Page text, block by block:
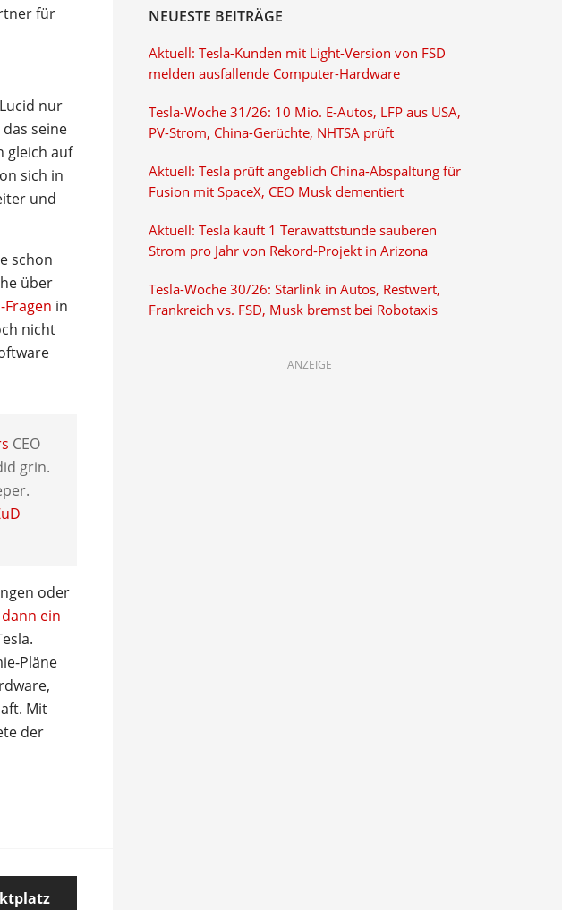
für
nur
seine
gleich auf
sich in
und
schon
über
in
nicht
CEO
grin.
oder
ein
Pläne
Mit
der
NEUESTE BEITRÄGE
Aktuell: Tesla-Kunden mit Light-Version von FSD
melden ausfallende Computer-Hardware
Tesla-Woche 31/26: 10 Mio. E-Autos, LFP aus USA,
PV-Strom, China-Gerüchte, NHTSA prüft
Aktuell: Tesla prüft angeblich China-Abspaltung für
Fusion mit SpaceX, CEO Musk dementiert
Aktuell: Tesla kauft 1 Terawattstunde sauberen
Strom pro Jahr von Rekord-Projekt in Arizona
Tesla-Woche 30/26: Starlink in Autos, Restwert,
Frankreich vs. FSD, Musk bremst bei Robotaxis
ANZEIGE